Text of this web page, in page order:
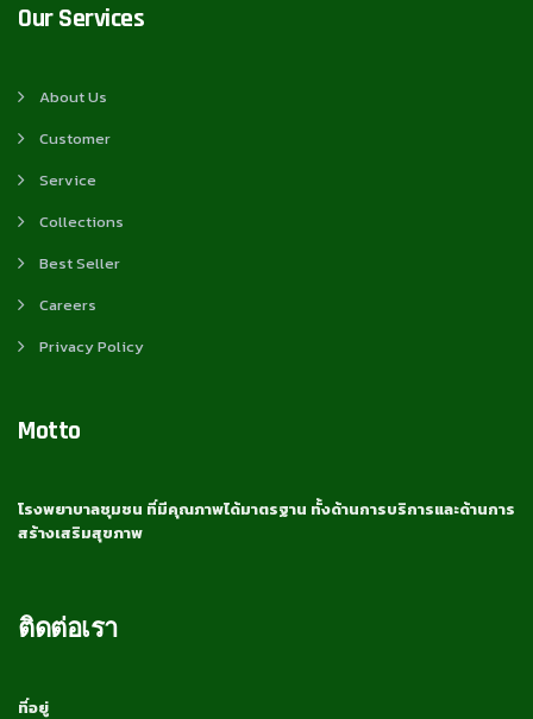
Our Services
About Us
Customer
Service
Collections
Best Seller
Careers
Privacy Policy
Motto
โรงพยาบาลชุมชน ที่มีคุณภาพได้มาตรฐาน ทั้งด้านการบริการและด้านการ
สร้างเสริมสุขภาพ
ติดต่อเรา
ที่อยู่